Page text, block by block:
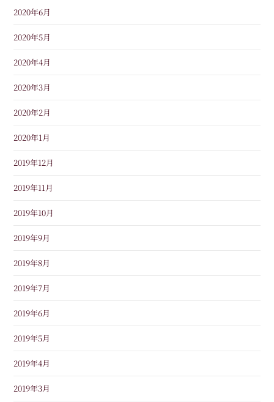
2020年6月
2020年5月
2020年4月
2020年3月
2020年2月
2020年1月
2019年12月
2019年11月
2019年10月
2019年9月
2019年8月
2019年7月
2019年6月
2019年5月
2019年4月
2019年3月